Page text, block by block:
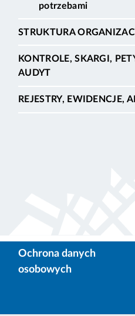
potrzebami
STRUKTURA
KONTROLE, SKARGI,
AUDYT
REJESTRY, EWIDENCJE,
Ochrona danych
osobowych